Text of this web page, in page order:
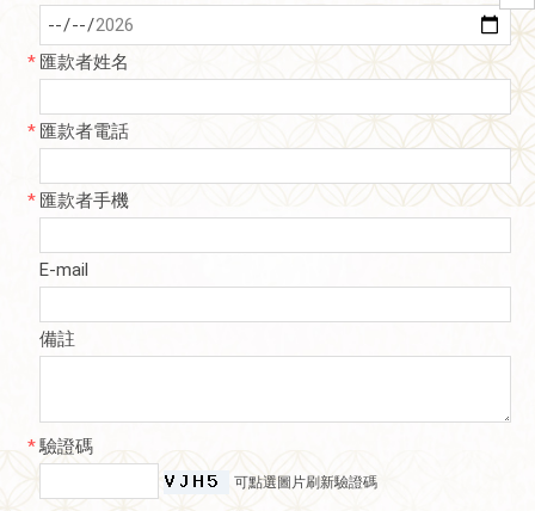
* 匯款者姓名
* 匯款者電話
* 匯款者手機
E-mail
備註
*驗證碼
可點選圖片刷新驗證碼